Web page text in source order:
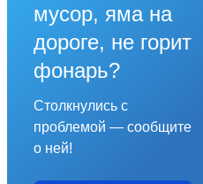
мусор, яма на
дороге, не горит
фонарь?
Столкнулись с
проблемой — сообщите
о ней!